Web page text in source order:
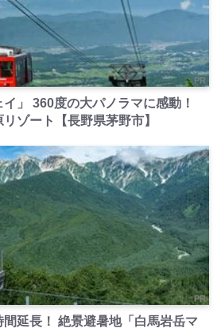
PR
イ」 360度の大パノラマに感動！
ゾート【長野県茅野市】
PR
延長！ 絶景避暑地「白馬岩岳マ